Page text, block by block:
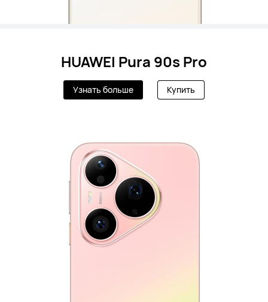
HUAWEI Pura 90s Pro
Узнать больше Купить